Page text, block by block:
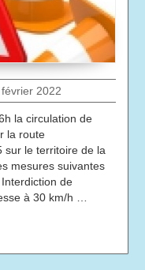
2022
la circulation de
la route
sur le territoire de la
mesures suivantes
de
à 30 km/h …